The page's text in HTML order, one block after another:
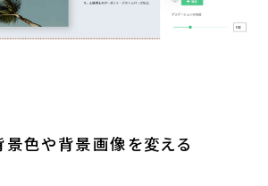
景色や背景画像を変える